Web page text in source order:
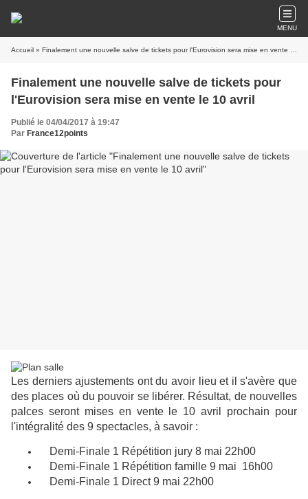
MENU
Accueil » Finalement une nouvelle salve de tickets pour l'Eurovision sera mise en vente le 10 avril
Finalement une nouvelle salve de tickets pour
l'Eurovision sera mise en vente le 10 avril
Publié le 04/04/2017 à 19:47
Par France12points
Les derniers ajustements ont du avoir lieu et il s'avère que
des places où du pouvoir se libérer. Résultat, de nouvelles
palces seront mises en vente le 10 avril prochain pour
l'intégralité des 9 spectacles, à savoir :
Demi-Finale 1 Répétition jury 8 mai 22h00
Demi-Finale 1 Répétition famille 9 mai 16h00
Demi-Finale 1 Direct 9 mai 22h00